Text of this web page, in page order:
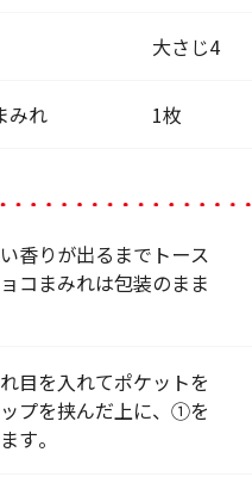
大さじ4
みれ 1枚
香りが出るまでトース
コまみれは包装のまま
目を入れてポケットを
プを挟んだ上に、①を
す。